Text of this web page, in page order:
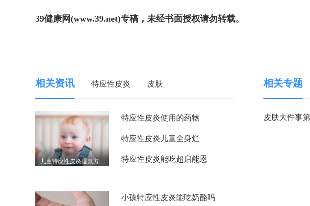
39健康网(www.39.net)专稿，未经书面授权请勿转载。
相关资讯 特应性皮炎 皮肤
儿童特应性皮炎湿敷方
特应性皮炎使用的药物
特应性皮炎儿童全身烂
特应性皮炎能吃超启能恩
小孩特应性皮炎能吃奶酪吗
相关专题